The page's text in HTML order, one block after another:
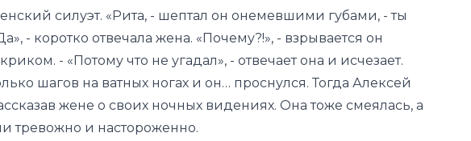
силуэт. «Рита, - шептал он онемевшими губами, - ты
- коротко отвечала жена. «Почему?!», - взрывается он
- «Потому что не угадал», - отвечает она и исчезает.
шагов на ватных ногах и он… проснулся. Тогда Алексей
жене о своих ночных видениях. Она тоже смеялась, а
тревожно и настороженно.